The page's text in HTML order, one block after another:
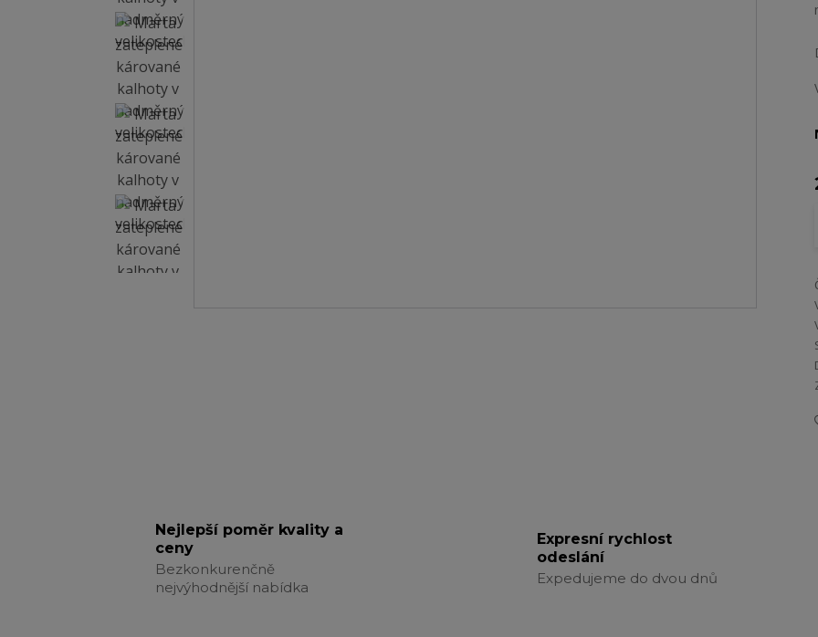
Nejlepší poměr kvality a
ceny
Bezkonkurenčně
nejvýhodnější nabídka
Expresní rychlost
odeslání
Expedujeme do dvou dnů